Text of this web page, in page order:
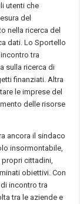
utenti che
del
nella ricerca del
dati. Lo Sportello
tra
sulla ricerca di
finanziati. Altra
le imprese del
delle risorse
ancora il sindaco
insormontabile,
cittadini,
obiettivi. Con
incontro tra
tra le aziende e